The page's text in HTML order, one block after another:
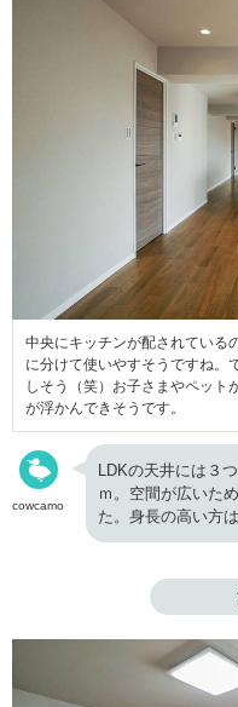
中央にキッチンが配されている
に分けて使いやすそうですね。
しそう（笑）お子さまやペット
が浮かんできそうです。
cowcamo
LDKの天井には３
ｍ。空間が広いた
た。身長の高い方